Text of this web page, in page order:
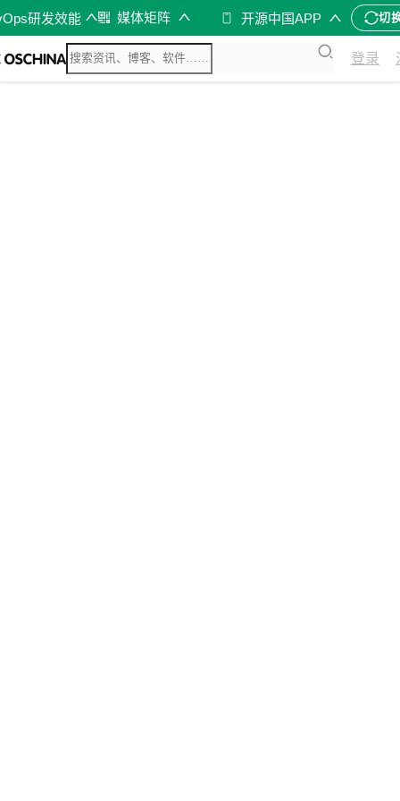
研发效能 媒体矩阵 开源中国APP 切
登录